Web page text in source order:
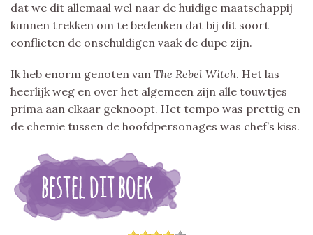
dat we dit allemaal wel naar de huidige maatschappij
kunnen trekken om te bedenken dat bij dit soort
conflicten de onschuldigen vaak de dupe zijn.
Ik heb enorm genoten van The Rebel Witch. Het las
heerlijk weg en over het algemeen zijn alle touwtjes
prima aan elkaar geknoopt. Het tempo was prettig en
de chemie tussen de hoofdpersonages was chef’s kiss.